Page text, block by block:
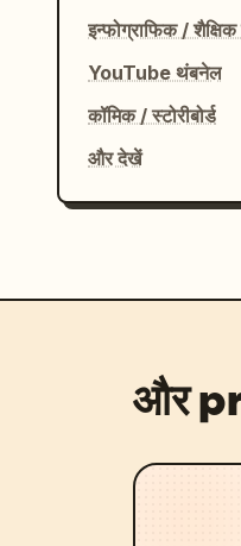
इन्फोग्राफिक /
YouTube थंबनेल
कॉमिक / स्टोरीबोर्ड
और देखें
और